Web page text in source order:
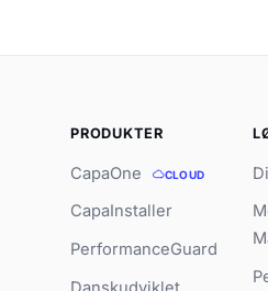
PRODUKTER
CapaOne CLOUD
CapaInstaller
PerformanceGuard